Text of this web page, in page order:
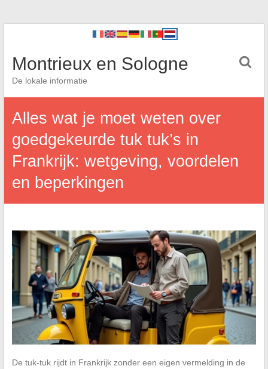
Montrieux en Sologne
De lokale informatie
Alles wat je moet weten over
goedgekeurde tuk tuk’s in
Frankrijk: wetgeving, voordelen
en beperkingen
De tuk-tuk rijdt in Frankrijk zonder een eigen vermelding in de